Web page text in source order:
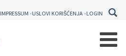
IMPRESSUM USLOVI KORIŠĆENJA LOGIN